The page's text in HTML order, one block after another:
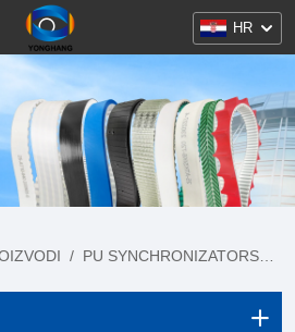
HR
/ PU SYNCHRONIZATORSKE GUME